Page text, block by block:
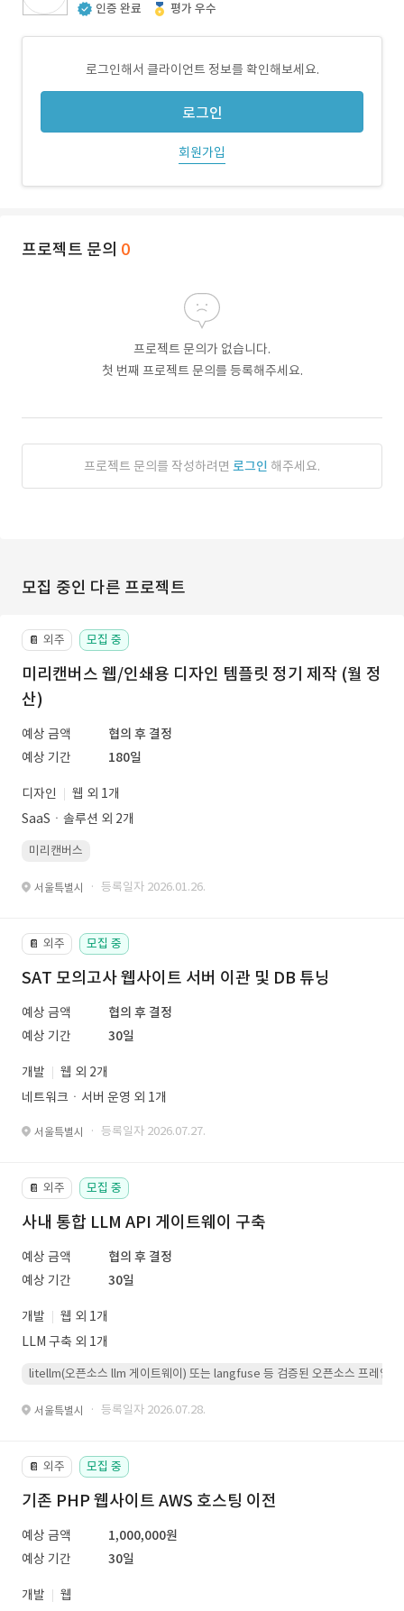
인증 완료 평가 우수
로그인해서 클라이언트 정보를 확인해보세요.
로그인
회원가입
프로젝트 문의 0
프로젝트 문의가 없습니다.
첫 번째 프로젝트 문의를 등록해주세요.
프로젝트 문의를 작성하려면 로그인 해주세요.
모집 중인 다른 프로젝트
📔 외주 모집 중
미리캔버스 웹/인쇄용 디자인 템플릿 정기 제작 (월 정
산)
예상 금액
협의 후 결정
예상 기간
180일
디자인
웹 외 1개
SaaSㆍ솔루션 외 2개
미리캔버스
서울특별시 · 등록일자 2026.01.26.
📔 외주 모집 중
SAT 모의고사 웹사이트 서버 이관 및 DB 튜닝
예상 금액
협의 후 결정
예상 기간
30일
개발
웹 외 2개
네트워크ㆍ서버 운영 외 1개
서울특별시 · 등록일자 2026.07.27.
📔 외주 모집 중
사내 통합 LLM API 게이트웨이 구축
예상 금액
협의 후 결정
예상 기간
30일
개발
웹 외 1개
LLM 구축 외 1개
litellm(오픈소스 llm 게이트웨이) 또는 langfuse 등 검증된 오픈소스 프레임워
서울특별시 · 등록일자 2026.07.28.
📔 외주 모집 중
기존 PHP 웹사이트 AWS 호스팅 이전
예상 금액
1,000,000원
예상 기간
30일
개발
웹